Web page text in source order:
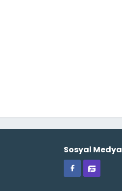
Sosyal Medya